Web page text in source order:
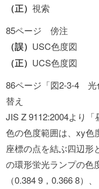
（正） 視索
85ページ 傍注
（誤） USC色度図
（正） UCS色度図
86ページ「図2-3-4 光
替え
JIS Z 9112:2004より
色の色度範囲は、xy色
座標の点を結ぶ四辺形
の環形蛍光ランプの色
（0.384 9，0.366 8）